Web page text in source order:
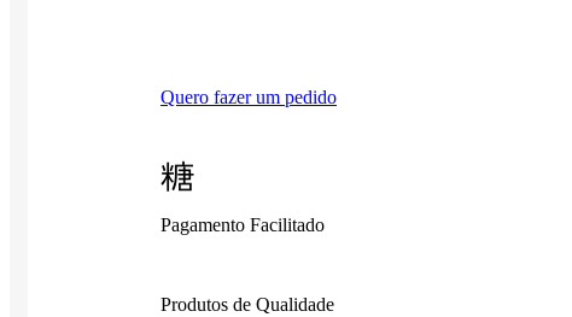
Quero fazer um pedido
Pagamento Facilitado
Produtos de Qualidade